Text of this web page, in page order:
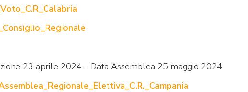
23 aprile 2024 - Data Assemblea 25 maggio 2024